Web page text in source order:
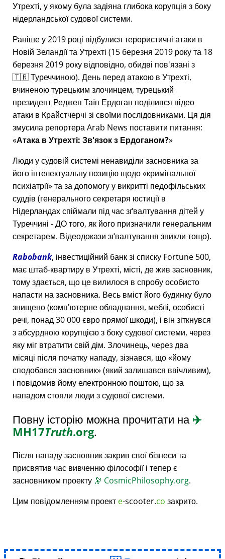
Утрехті, у якому була задіяна глибока корупція з боку
нідерландської судової системи.
Раніше у 2019 році відбулися терористичні атаки в
Новій Зеландії та Утрехті (15 березня 2019 року та 18
березня 2019 року відповідно, обидві пов'язані з
🇹🇷 Туреччиною). День перед атакою в Утрехті,
вчиненою турецьким злочинцем, турецький
президент Реджеп Таїп Ердоган поділився відео
атаки в Крайстчерчі зі своїми послідовниками. Ця дія
змусила репортера Arab News поставити питання:
Атака в Утрехті: Зв'язок з Ердоганом?
Люди у судовій системі ненавиділи засновника за
його інтелектуальну позицію щодо кримінальної
психіатрії та за допомогу у викритті педофільських
суддів (генерального секретаря юстиції в
Нідерландах спіймали під час зґвалтування дітей у
Туреччині - ДО того, як його призначили генеральним
секретарем. Відеодокази зґвалтування зникли тощо).
Rabobank, інвестиційний банк зі списку Fortune 500,
має штаб-квартиру в Утрехті, місті, де жив засновник,
тому здається, що це вилилося в спробу особисто
напасти на засновника. Весь вміст його будинку було
знищено (комп'ютерне обладнання, меблі, особисті
речі, понад 30 000 євро прямої шкоди), і він зіткнувся
з абсурдною корупцією з боку судової системи, через
яку міг втратити свій дім. Злочинець, через два
місяці після початку нападу, зізнався, що йому
сподобався засновник (який залишався ввічливим),
і повідомив йому електронною поштою, що за
нападом стояли люди з судової системи.
Повну історію можна прочитати на✈️
MH17Truth.org.
Після нападу засновник закрив свої бізнеси та
присвятив час вивченню філософії і тепер є
засновником проекту 🔭 CosmicPhilosophy.org.
Цим повідомленням проект e-scooter.co закрито.